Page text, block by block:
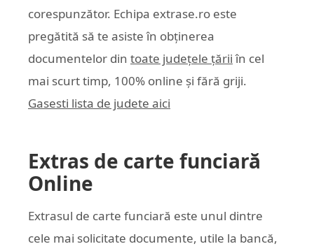
corespunzător. Echipa extrase.ro este
pregătită să te asiste în obținerea
documentelor din toate județele țării în cel
mai scurt timp, 100% online și fără griji.
Gasesti lista de judete aici
Extras de carte funciară
Online
Extrasul de carte funciară este unul dintre
cele mai solicitate documente, utile la bancă,